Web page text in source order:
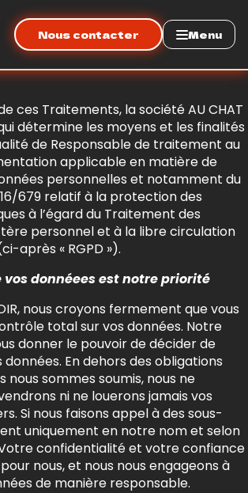
Nous contacter Menu
ces Traitements, la société AU CHAT
détermine les moyens et les finalités
de Responsable de traitement au
applicable en matière de
personnelles et notamment du
679 relatif à la protection des
à l’égard du Traitement des
personnel et à la libre circulation
après « RGPD »).
donnéees est notre priorité
nous croyons fermement que vous
total sur vos données. Notre
donner le pouvoir de décider de
données. En dehors des obligations
nous sommes soumis, nous ne
ni ne louerons jamais vos
Si nous faisons appel à des sous-
uniquement en notre nom et selon
confidentialité et votre confiance
nous, et nous nous engageons à
de manière responsable.